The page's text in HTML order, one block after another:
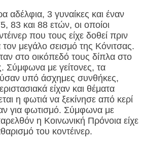
αδέλφια, 3 γυναίκες και έναν
83 και 88 ετών, οι οποίοι
που τους είχε δοθεί πριν
μεγάλο σεισμό της Κόνιτσας.
στο οικόπεδό τους δίπλα στο
Σύμφωνα με γείτονες, τα
υπό άσχημες συνθήκες,
είχαν και θέματα
η φωτιά να ξεκίνησε από κερί
για φωτισμό. Σύμφωνα με
η Κοινωνική Πρόνοια είχε
του κοντέινερ.